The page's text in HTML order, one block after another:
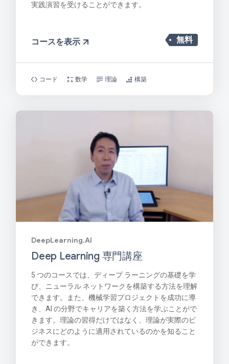
実践演習を受けることができます。
無料
コースを表示
コード 数学 理論 構築
DeepLearning.AI
Deep Learning 専門講座
5 つのコースでは、ディープ ラーニングの基礎を学
び、ニューラル ネットワークを構築する方法を理解
できます。また、機械学習プロジェクトを成功に導
き、AI の分野でキャリアを築く方法を学ぶことがで
きます。理論の習得だけではなく、理論が実際のビ
ジネスにどのように適用されているのかを知ること
ができます。